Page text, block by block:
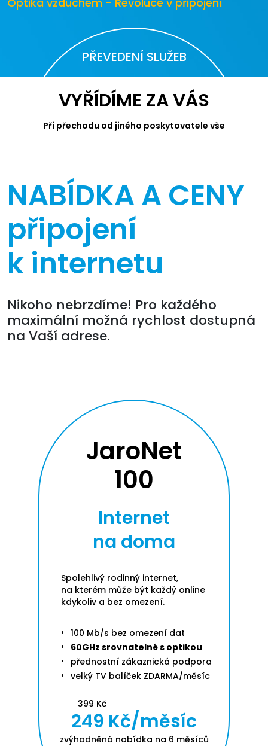
PŘEVEDENÍ SLUŽEB
VYŘÍDÍME ZA VÁS
Při přechodu od jiného poskytovatele vše
NABÍDKA A CENY
připojení
k internetu
Nikoho nebrzdíme! Pro každého
maximální možná rychlost dostupná
na Vaší adrese.
JaroNet
100
Internet
na doma
Spolehlivý rodinný internet,
na kterém může být každý online
kdykoliv a bez omezení.
100 Mb/s bez omezení dat
60GHz srovnatelné s optikou
přednostní zákaznická podpora
velký TV balíček ZDARMA/měsíc
399 Kč
249 Kč/měsíc
zvýhodněná nabídka na 6 měsíců